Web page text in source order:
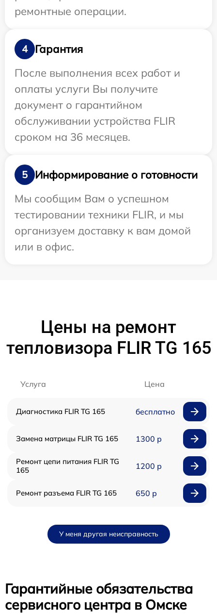
ремонтные операции.
4
Гарантия
После выполнения всех работ и
оплаты услуги Вы получите
документ о гарантийном
обслуживании устройства FLIR
сроком на 36 месяцев.
5
Информирование о готовности
Мы сообщим Вам о успешном
тестировании техники FLIR, и мы
организуем доставку к вам домой
или в офис.
Цены на ремонт
тепловизора FLIR TG 165
Услуга Цена
Диагностика FLIR TG 165 бесплатно
Замена матрицы FLIR TG 165 1300 р
Ремонт цепи питания FLIR TG
165
1200 р
Ремонт разъема FLIR TG 165 650 р
У меня другая неисправность
Гарантийные обязательства
сервисного центра в Омске